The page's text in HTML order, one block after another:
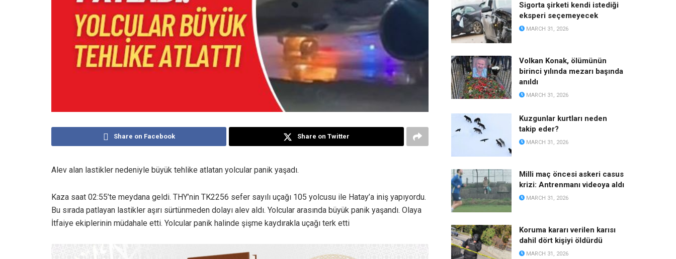
Share on Facebook Share on Twitter
Alev alan lastikler nedeniyle büyük tehlike atlatan yolcular panik yaşadı.
Kaza saat 02:55’te meydana geldi. THY’nin TK2256 sefer sayılı uçağı 105 yolcusu ile Hatay’a iniş yapıyordu.
Bu sırada patlayan lastikler aşırı sürtünmeden dolayı alev aldı. Yolcular arasında büyük panik yaşandı. Olaya
İtfaiye ekiplerinin müdahale etti. Yolcular panik halinde şişme kaydırakla uçağı terk etti
Sigorta şirketi kendi istediği
eksperi seçemeyecek
MARCH 31, 2026
Volkan Konak, ölümünün
birinci yılında mezarı başında
anıldı
MARCH 31, 2026
Kuzgunlar kurtları neden
takip eder?
MARCH 31, 2026
Milli maç öncesi askeri casus
krizi: Antrenmanı videoya aldı
MARCH 31, 2026
Koruma kararı verilen karısı
dahil dört kişiyi öldürdü
MARCH 31, 2026